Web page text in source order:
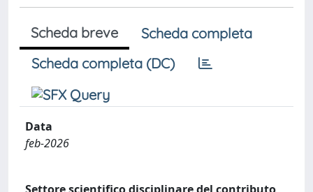
Scheda breve
Scheda completa
Scheda completa (DC)
Data
feb-2026
Settore scientifico disciplinare del contributo